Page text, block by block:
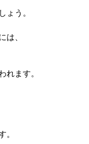
ょう。
は、
れます。
。